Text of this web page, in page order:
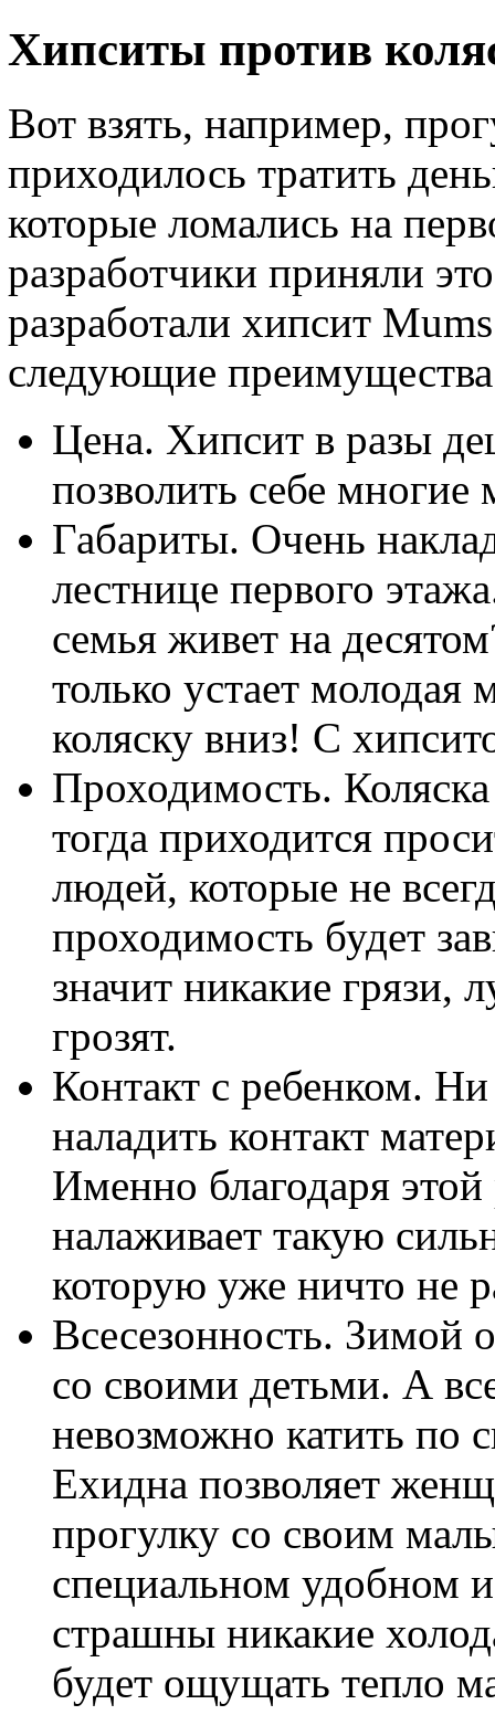
Хипситы против
Вот взять, например,
приходилось тратить
которые ломались на
разработчики приняли
разработали хипсит
следующие
Цена. Хипсит в разы
позволить себе
Габариты. Очень
лестнице первого
семья живет на
только устает молодая
коляску вниз! С
Проходимость.
тогда приходится
людей, которые не
проходимость будет
значит никакие грязи,
грозят.
Контакт с ребенком.
наладить контакт
Именно благодаря
налаживает такую
которую уже ничто не
Всесезонность. Зимой
со своими детьми. А
невозможно катить по
Ехидна позволяет
прогулку со своим
специальном удобном
страшны никакие
будет ощущать тепло